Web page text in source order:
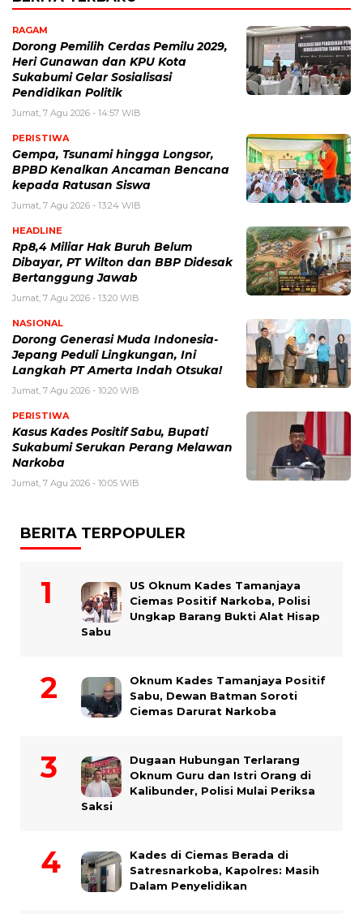
RAGAM
Dorong Pemilih Cerdas Pemilu 2029,
Heri Gunawan dan KPU Kota
Sukabumi Gelar Sosialisasi
Pendidikan Politik
Jumat, 7 Agu 2026 - 14:57 WIB
PERISTIWA
Gempa, Tsunami hingga Longsor,
BPBD Kenalkan Ancaman Bencana
kepada Ratusan Siswa
Jumat, 7 Agu 2026 - 13:24 WIB
HEADLINE
Rp8,4 Miliar Hak Buruh Belum
Dibayar, PT Wilton dan BBP Didesak
Bertanggung Jawab
Jumat, 7 Agu 2026 - 13:20 WIB
NASIONAL
Dorong Generasi Muda Indonesia-
Jepang Peduli Lingkungan, Ini
Langkah PT Amerta Indah Otsuka!
Jumat, 7 Agu 2026 - 10:20 WIB
PERISTIWA
Kasus Kades Positif Sabu, Bupati
Sukabumi Serukan Perang Melawan
Narkoba
Jumat, 7 Agu 2026 - 10:05 WIB
BERITA TERPOPULER
US Oknum Kades Tamanjaya
Ciemas Positif Narkoba, Polisi
Ungkap Barang Bukti Alat Hisap
Sabu
Oknum Kades Tamanjaya Positif
Sabu, Dewan Batman Soroti
Ciemas Darurat Narkoba
Dugaan Hubungan Terlarang
Oknum Guru dan Istri Orang di
Kalibunder, Polisi Mulai Periksa
Saksi
Kades di Ciemas Berada di
Satresnarkoba, Kapolres: Masih
Dalam Penyelidikan